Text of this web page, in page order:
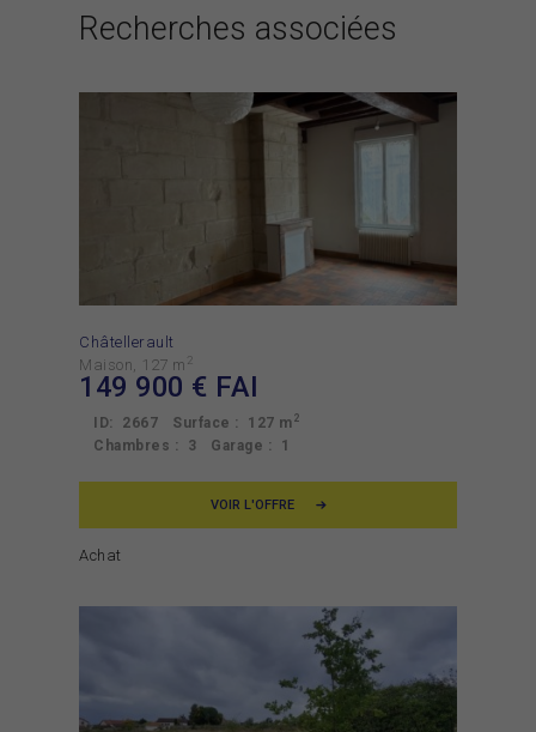
Recherches associées
Châtellerault
Maison
127 m 2
149 900 € FAI
ID: 2667 Surface : 127 m 2
Chambres : 3 Garage : 1
VOIR L'OFFRE
Achat